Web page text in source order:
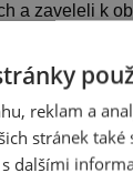
a zaveleli k
mohl slavit
stav zápasu
očividně
reklam a
stránek
dalšími